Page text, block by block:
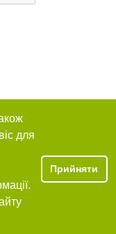
для
Прийняти